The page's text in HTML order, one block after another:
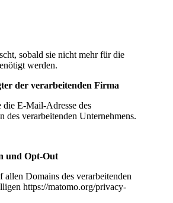
sobald sie nicht mehr für die
werden.
der verarbeitenden Firma
E-Mail-Adresse des
des verarbeitenden Unternehmens.
und Opt-Out
Domains des verarbeitenden
https://matomo.org/privacy-